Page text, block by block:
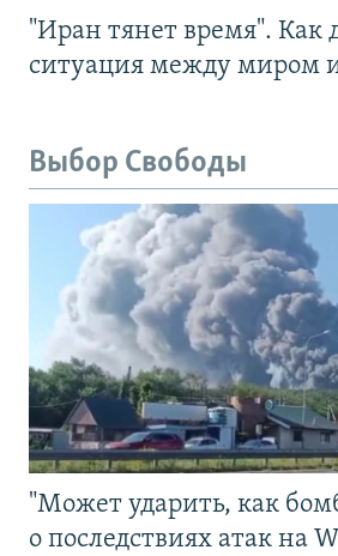
"Иран тянет время". Как
ситуация между миром
Выбор Свободы
"Может ударить, как
о последствиях атак на